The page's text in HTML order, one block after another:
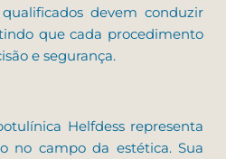
devem conduzir
que cada procedimento
e segurança.
Helfdess representa
no campo da estética. Sua